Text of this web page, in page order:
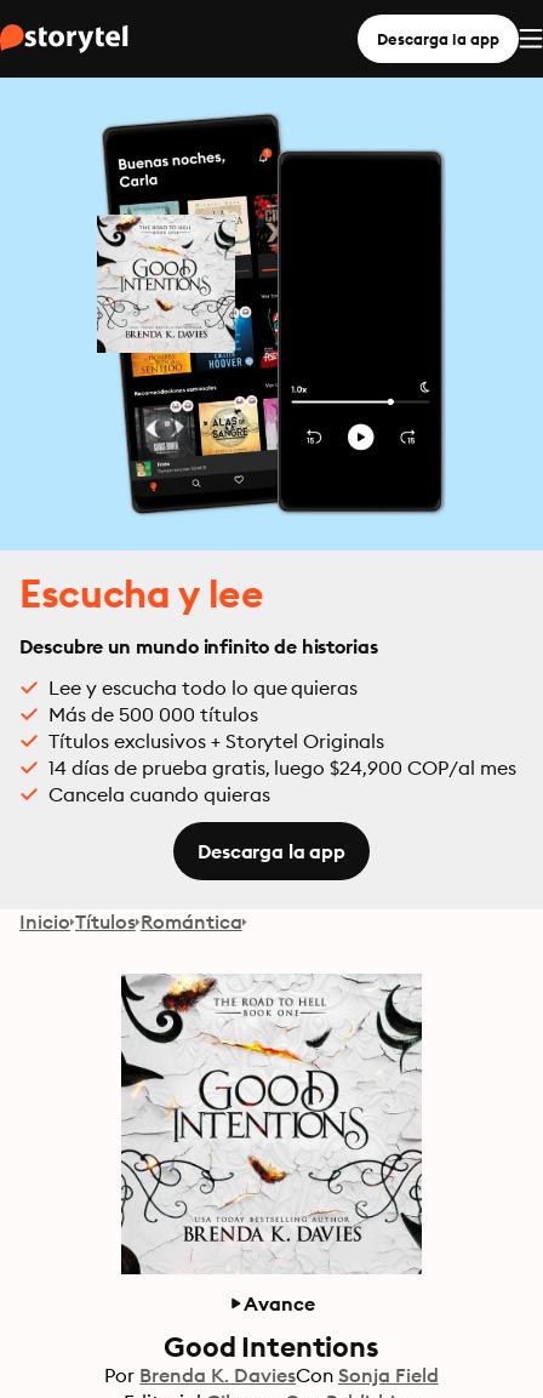
Descarga la app
Escucha y lee
Descubre un mundo infinito de historias
Lee y escucha todo lo que quieras
Más de 500 000 títulos
Títulos exclusivos + Storytel Originals
14 días de prueba gratis, luego $24,900 COP/al mes
Cancela cuando quieras
Descarga la app
Inicio Títulos Romántica
Avance
Good Intentions
Por Brenda K. DaviesCon Sonja Field